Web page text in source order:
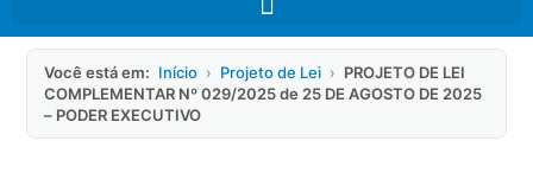
Você está em: Início › Projeto de Lei › PROJETO DE LEI
COMPLEMENTAR Nº 029/2025 de 25 DE AGOSTO DE 2025
– PODER EXECUTIVO